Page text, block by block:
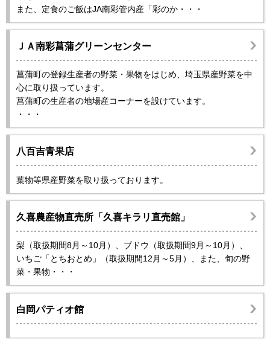
また、定食のご飯はJA南彩管内産「彩のか・・・
ＪＡ南彩菖蒲グリーンセンター
菖蒲町の登録生産者の野菜・果物をはじめ、埼玉県産野菜を中
心に取り扱っています。
菖蒲町の生産者の地場産コーナーを設けています。
・・・
八百吉青果店
葉物等県産野菜を取り扱っております。
久喜農産物直売所「久喜キラリ直売館」
梨（取扱期間8月～10月）、ブドウ（取扱期間9月～10月）、
いちご「とちおとめ」（取扱期間12月～5月）、また、旬の野
菜・果物・・・
白岡パティオ館